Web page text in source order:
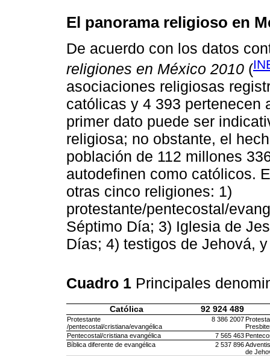
El panorama religioso en
De acuerdo con los datos
religiones en México 2010 (
asociaciones religiosas
católicas y 4 393 pertenecen
primer dato puede ser
religiosa; no obstante, el
población de 112 millones
autodefinen como católicos.
otras cinco religiones: 1)
protestante/pentecostal/
Séptimo Día; 3) Iglesia de
Días; 4) testigos de Jehová,
Cuadro 1 Principales
Católica 92 924 489
Protestante
/pentecostal/cristiana/evangélica
8 386 2007
Pentecostal/cristiana evangélica
7 565 463
Bíblica diferente de evangélica
2 537 896
de